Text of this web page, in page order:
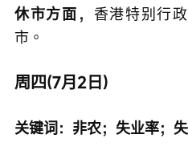
休市方面， 香港特别行
市。
周四(7月2日)
关键词：非农；失业率；